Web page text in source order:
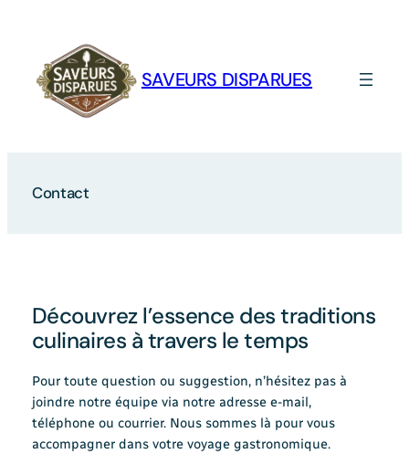
contenu
SAVEURS DISPARUES
Contact
Découvrez l’essence des traditions
culinaires à travers le temps
Pour toute question ou suggestion, n’hésitez pas à
joindre notre équipe via notre adresse e-mail,
téléphone ou courrier. Nous sommes là pour vous
accompagner dans votre voyage gastronomique.